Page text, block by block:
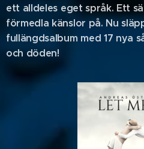
ett alldeles eget språk. Ett
förmedla känslor på. Nu
fullängdsalbum med 17 nya
och döden!